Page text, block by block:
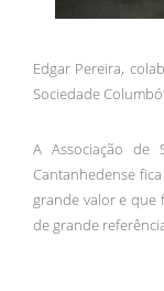
Edgar Pereira,
Sociedade
A Associação de
Cantanhedense
grande valor e que
de grande